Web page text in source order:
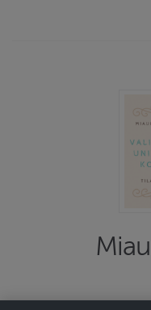
koruja jo 13 vuotta.